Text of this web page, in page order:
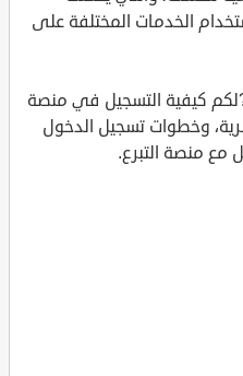
الخدمات المختلفة على
كيفية التسجيل في منصة
وخطوات تسجيل الدخول
مع منصة التبرع.